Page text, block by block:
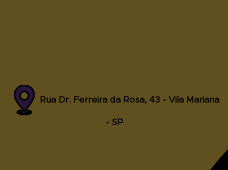
Rua Dr. Ferreira da Rosa, 43 - Vila Mariana
- SP